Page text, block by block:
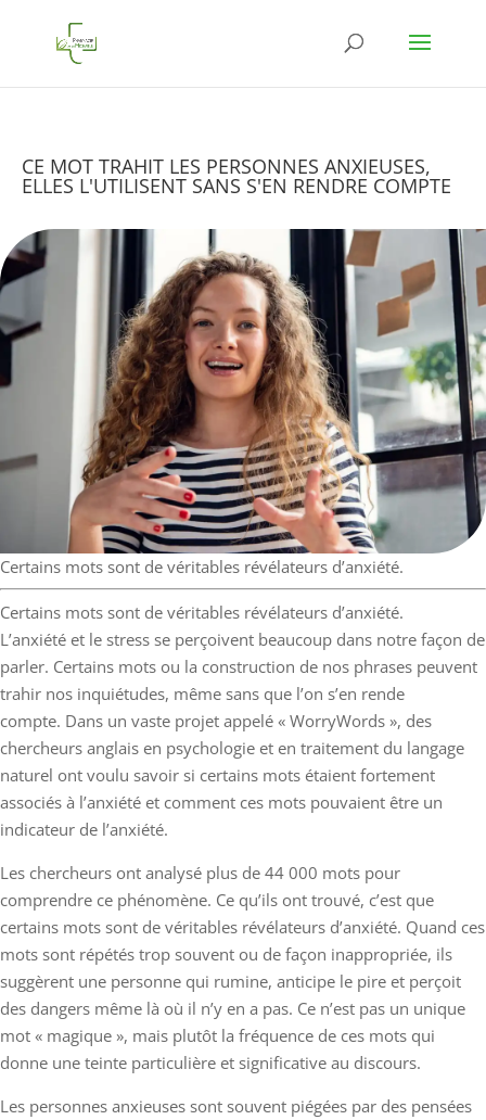
CE MOT TRAHIT LES PERSONNES ANXIEUSES,
ELLES L'UTILISENT SANS S'EN RENDRE COMPTE
Certains mots sont de véritables révélateurs d’anxiété.
Certains mots sont de véritables révélateurs d’anxiété.
L’anxiété et le stress se perçoivent beaucoup dans notre façon de
parler. Certains mots ou la construction de nos phrases peuvent
trahir nos inquiétudes, même sans que l’on s’en rende
compte. Dans un vaste projet appelé « WorryWords », des
chercheurs anglais en psychologie et en traitement du langage
naturel ont voulu savoir si certains mots étaient fortement
associés à l’anxiété et comment ces mots pouvaient être un
indicateur de l’anxiété.
Les chercheurs ont analysé plus de 44 000 mots pour
comprendre ce phénomène. Ce qu’ils ont trouvé, c’est que
certains mots sont de véritables révélateurs d’anxiété. Quand ces
mots sont répétés trop souvent ou de façon inappropriée, ils
suggèrent une personne qui rumine, anticipe le pire et perçoit
des dangers même là où il n’y en a pas. Ce n’est pas un unique
mot « magique », mais plutôt la fréquence de ces mots qui
donne une teinte particulière et significative au discours.
Les personnes anxieuses sont souvent piégées par des pensées